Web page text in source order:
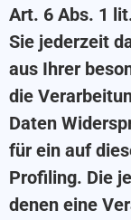
Art. 6 Abs. 1
Sie jederzeit
aus Ihrer
die
Daten
für ein auf
Profiling. Die
denen eine